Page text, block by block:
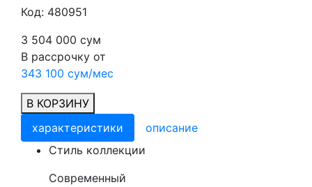
Код: 480951
3 504 000 сум
В рассрочку от
343 100 сум/мес
В КОРЗИНУ
характеристики
описание
Cтиль коллекции
Современный